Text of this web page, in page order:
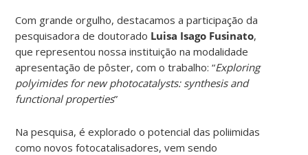
Com grande orgulho, destacamos a participação da
pesquisadora de doutorado Luisa Isago Fusinato,
que representou nossa instituição na modalidade
apresentação de pôster, com o trabalho: “Exploring
polyimides for new photocatalysts: synthesis and
functional properties”
Na pesquisa, é explorado o potencial das poliimidas
como novos fotocatalisadores, vem sendo